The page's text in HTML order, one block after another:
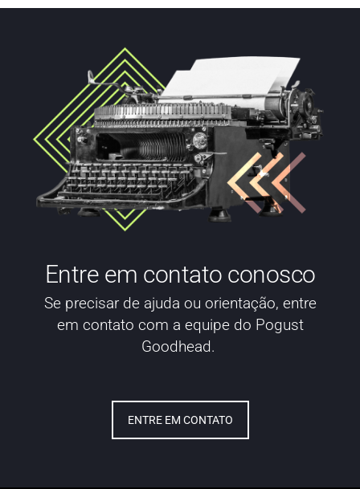
Entre em contato conosco
Se precisar de ajuda ou orientação, entre
em contato com a equipe do Pogust
Goodhead.
ENTRE EM CONTATO